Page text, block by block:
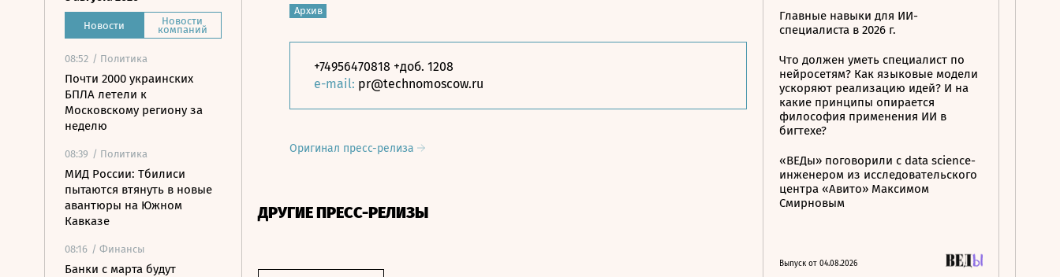
Новости Новости
компаний
08:52 / Политика
Почти 2000 украинских
БПЛА летели к
Московскому региону за
неделю
08:39 / Политика
МИД России: Тбилиси
пытаются втянуть в новые
авантюры на Южном
Кавказе
08:16 / Финансы
Банки с марта будут
Архив
+74956470818 +доб. 1208
e-mail: pr@technomoscow.ru
Оригинал пресс-релиза
ДРУГИЕ ПРЕСС-РЕЛИЗЫ
Главные навыки для ИИ-
специалиста в 2026 г.
Что должен уметь специалист по
нейросетям? Как языковые модели
ускоряют реализацию идей? И на
какие принципы опирается
философия применения ИИ в
бигтехе?
«ВЕДы» поговорили с data science-
инженером из исследовательского
центра «Авито» Максимом
Смирновым
Выпуск от 04.08.2026